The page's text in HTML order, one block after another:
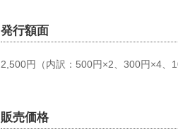
発行額面
2,500円（内訳：500円×2、300円×4、
販売価格